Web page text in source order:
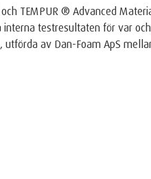
TEMPUR ® Advanced
testresultaten för var
utförda av Dan-Foam ApS